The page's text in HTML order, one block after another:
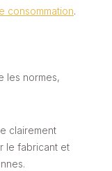
consommation.
les normes,
clairement
le fabricant et